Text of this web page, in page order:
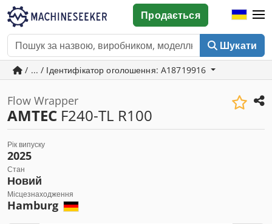
Шукати
Продається
/ ... / Ідентифікатор оголошення: A18719916
Flow Wrapper
AMTEC F240-TL R100
Рік випуску
2025
Стан
Новий
Місцезнаходження
Hamburg